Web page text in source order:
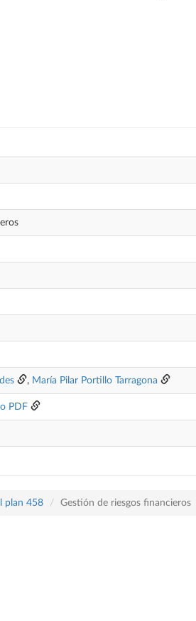
, María Pilar Portillo Tarragona
PDF
plan 458 Gestión de riesgos financieros